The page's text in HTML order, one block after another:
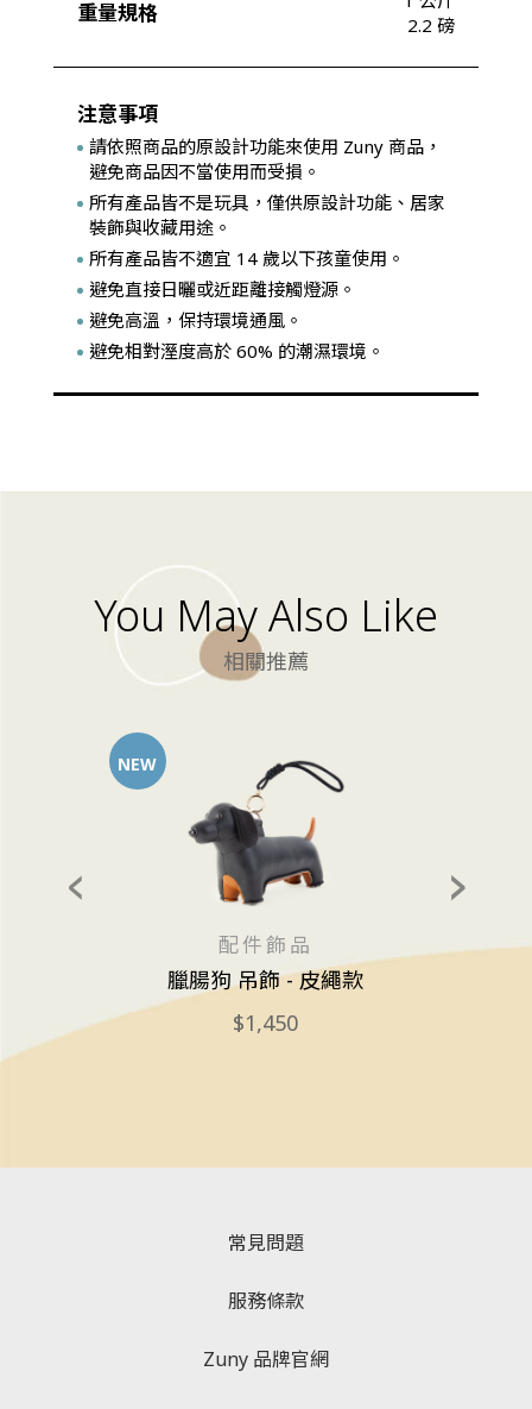
重量規格
2.2 磅
注意事項
請依照商品的原設計功能來使用 Zuny 商品，
避免商品因不當使用而受損。
所有產品皆不是玩具，僅供原設計功能、居家
裝飾與收藏用途。
所有產品皆不適宜 14 歲以下孩童使用。
避免直接日曬或近距離接觸燈源。
避免高溫，保持環境通風。
避免相對溼度高於 60% 的潮濕環境。
You May Also Like
相關推薦
配件飾品
臘腸狗 吊飾 - 皮繩款
1,450
NEW
常見問題
服務條款
Zuny 品牌官網